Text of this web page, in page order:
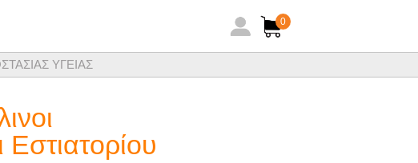
& προμηθειών ξενοδοχειακών ειδών
0
ΥΓΕΙΑΣ